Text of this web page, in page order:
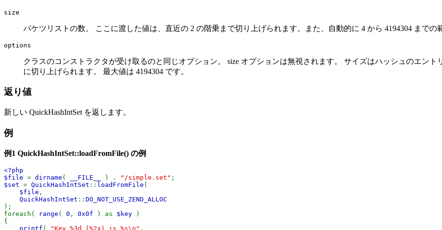
size
バケツリストの数。 ここに渡した値は、直近の 2 の階乗まで切り上げられます。また、自動的に 4 から 4194304 までの
options
クラスのコンストラクタが受け取るのと同じオプション。 size オプションは無視されます。 サイズはハッシュのエン
に切り上げられます。 最大値は 4194304 です。
返り値
新しい QuickHashIntSet を返します。
例
例1 QuickHashIntSet::loadFromFile() の例
<?php
$file = dirname ( __FILE__ ) . "/simple.set" ;
$set = QuickHashIntSet :: loadFromFile (
$file ,
QuickHashIntSet :: DO_NOT_USE_ZEND_ALLOC
);
foreach(
range ( 0 , 0x0f ) as $key
)
{
printf ( "Key %3d (%2x) is %s\n" ,